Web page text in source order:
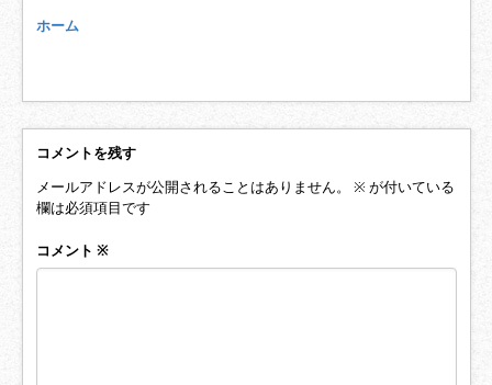
ホーム
コメントを残す
メールアドレスが公開されることはありません。
※が付いている
欄は必須項目です
コメント ※